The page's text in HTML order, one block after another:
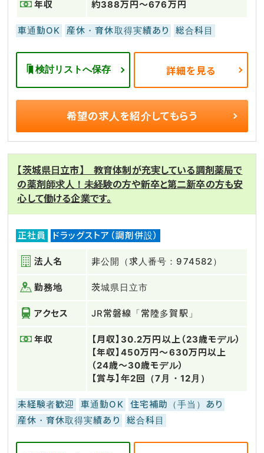
年収 約388万円～676万円
車通勤OK 産休・育休取得実績あり 総合科目
検討リストへ保存 詳細を見る
希望の求人を紹介してもらう
【茨城県日立市】 教育体制が充実している調剤薬局で
の薬剤師求人！未経験の方や新卒と第二新卒の方も安
心して働ける企業です。
正社員 ドラッグストア（調剤併設）
法人名 非公開（求人番号：974582）
勤務地 茨城県日立市
アクセス JR常磐線「常陸多賀駅」
年収
【月収】30.2万円以上（23歳モデル）
【年収】450万円～630万円以上
（24歳～30歳モデル）
【賞与】年2回（7月・12月）
未経験者歓迎 車通勤OK
住宅補助（手当）あり
産休・育休取得実績あり
総合科目